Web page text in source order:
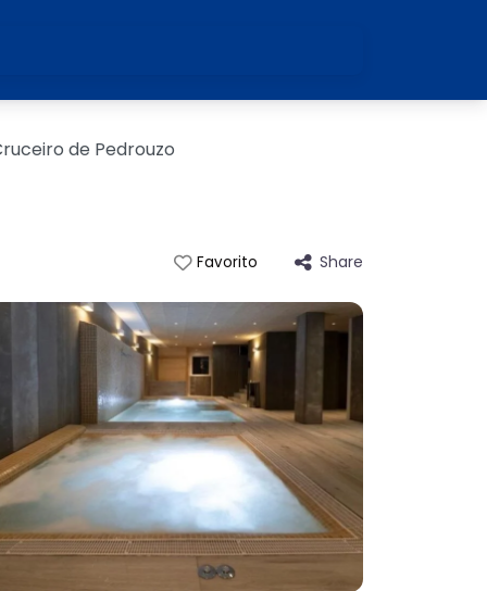
de Pedrouzo
Favorito Share